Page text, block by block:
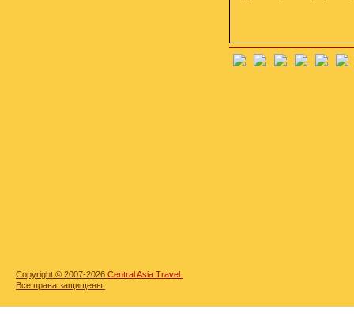
Copyright © 2007-2026 Central Asia Travel.
Все права защищены.